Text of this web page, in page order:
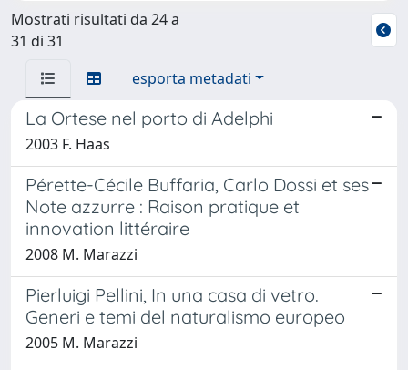
Mostrati risultati da 24 a
31 di 31
esporta metadati
La Ortese nel porto di Adelphi
2003 F. Haas
Pérette-Cécile Buffaria, Carlo Dossi et ses
Note azzurre : Raison pratique et
innovation littéraire
2008 M. Marazzi
Pierluigi Pellini, In una casa di vetro.
Generi e temi del naturalismo europeo
2005 M. Marazzi